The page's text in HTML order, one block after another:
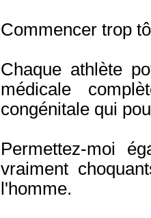
Commencer trop
Chaque athlète
médicale
congénitale qui
Permettez-moi
vraiment
l'homme.